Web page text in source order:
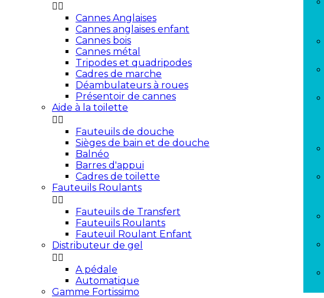

Cannes Anglaises
Cannes anglaises enfant
Cannes bois
Cannes métal
Tripodes et quadripodes
Cadres de marche
Déambulateurs à roues
Présentoir de cannes
Aide à la toilette

Fauteuils de douche
Sièges de bain et de douche
Balnéo
Barres d'appui
Cadres de toilette
Fauteuils Roulants

Fauteuils de Transfert
Fauteuils Roulants
Fauteuil Roulant Enfant
Distributeur de gel

A pédale
Automatique
Gamme Fortissimo